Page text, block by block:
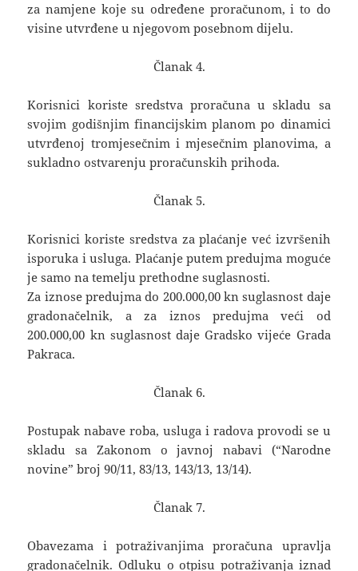
za namjene koje su određene proračunom, i to do
visine utvrđene u njegovom posebnom dijelu.
Članak 4.
Korisnici koriste sredstva proračuna u skladu sa
svojim godišnjim financijskim planom po dinamici
utvrđenoj tromjesečnim i mjesečnim planovima, a
sukladno ostvarenju proračunskih prihoda.
Članak 5.
Korisnici koriste sredstva za plaćanje već izvršenih
isporuka i usluga. Plaćanje putem predujma moguće
je samo na temelju prethodne suglasnosti.
Za iznose predujma do 200.000,00 kn suglasnost daje
gradonačelnik, a za iznos predujma veći od
200.000,00 kn suglasnost daje Gradsko vijeće Grada
Pakraca.
Članak 6.
Postupak nabave roba, usluga i radova provodi se u
skladu sa Zakonom o javnoj nabavi (“Narodne
novine” broj 90/11, 83/13, 143/13, 13/14).
Članak 7.
Obavezama i potraživanjima proračuna upravlja
gradonačelnik. Odluku o otpisu potraživanja iznad